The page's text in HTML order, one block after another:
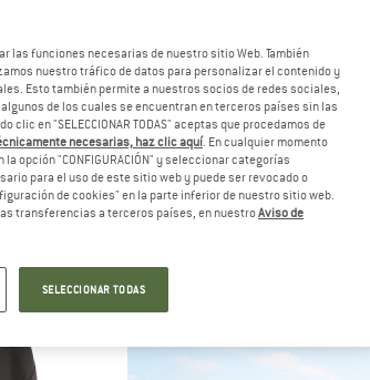
de 11,98 €
4,5(4)
DAEHLIE
funciones necesarias de nuestro sitio Web. También
nuestro tráfico de datos para personalizar el contenido y
Esto también permite a nuestros socios de redes sociales,
de los cuales se encuentran en terceros países sin las
en "SELECCIONAR TODAS" aceptas que procedamos de
necesarias, haz clic aquí. En cualquier momento
opción "CONFIGURACIÓN" y seleccionar categorías
para el uso de este sitio web y puede ser revocado o
de cookies" en la parte inferior de nuestro sitio web.
transferencias a terceros países, en nuestroAviso de
SELECCIONAR TODAS